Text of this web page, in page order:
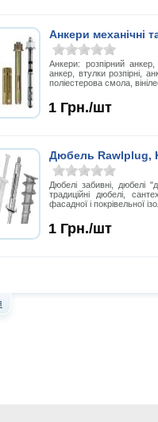
Анкери механічні
Анкери: розпірний анкер,
анкер, втулки розпірні,
поліестерова смола,
1 Грн./шт
Дюбель Rawlplug,
Дюбелі забивні, дюбелі
традиційні дюбелі,
фасадної і покрівельної
1 Грн./шт